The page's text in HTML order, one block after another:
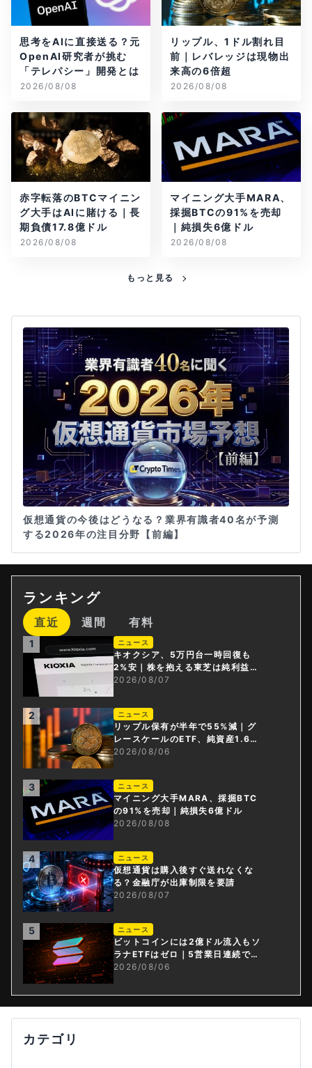
思考をAIに直接送る？元
OpenAI研究者が挑む
「テレパシー」開発とは
2026/08/08
リップル、1ドル割れ目
前｜レバレッジは現物出
来高の6倍超
2026/08/08
赤字転落のBTCマイニン
グ大手はAIに賭ける｜長
期負債17.8億ドル
2026/08/08
マイニング大手MARA、
採掘BTCの91%を売却
｜純損失6億ドル
2026/08/08
もっと見る
仮想通貨の今後はどうなる？業界有識者40名が予測
する2026年の注目分野【前編】
ランキング
直近 週間 有料
1 ニュース
キオクシア、5万円台一時回復も
2%安｜株を抱える東芝は純利益3
0倍
2026/08/07
2 ニュース
リップル保有が半年で55%減｜グ
レースケールのETF、純資産1.6億
ドル減
2026/08/06
3 ニュース
マイニング大手MARA、採掘BTC
の91%を売却｜純損失6億ドル
2026/08/08
4 ニュース
仮想通貨は購入後すぐ送れなくな
る？金融庁が出庫制限を要請
2026/08/07
5 ニュース
ビットコインには2億ドル流入もソ
ラナETFはゼロ｜5営業日連続で停
止
2026/08/06
カテゴリ